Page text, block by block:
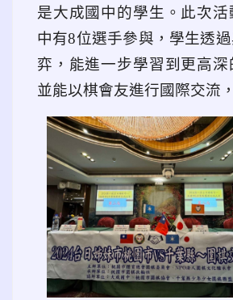
是大成國中的學生。此次活
中有8位選手參與，學生透
弈，能進一步學習到更高深
並能以棋會友進行國際交流